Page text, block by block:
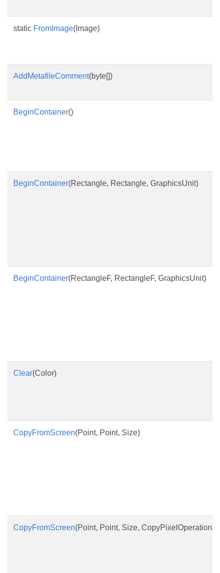
static FromImage(Image)
AddMetafileComment(byte[])
BeginContainer()
BeginContainer(Rectangle, Rectangle, GraphicsUnit)
BeginContainer(RectangleF, RectangleF, GraphicsUnit)
Clear(Color)
CopyFromScreen(Point, Point, Size)
CopyFromScreen(Point, Point, Size, CopyPixelOperation)